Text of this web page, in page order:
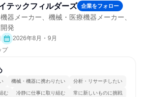
テックフィルダーズ 企業をフォロー
器メーカー、機械・医療機器メーカー、
発
2026年8月・9月
プ
機械・機器に携わりたい 分析・リサーチしたい
む 冷静に仕事に取り組む 常に新しいものに挑戦